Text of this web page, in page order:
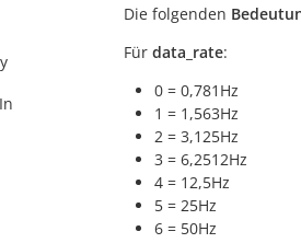
Die folgenden
Für data_rate:
0 = 0,781Hz
1 = 1,563Hz
2 = 3,125Hz
3 = 6,2512Hz
4 = 12,5Hz
5 = 25Hz
6 = 50Hz